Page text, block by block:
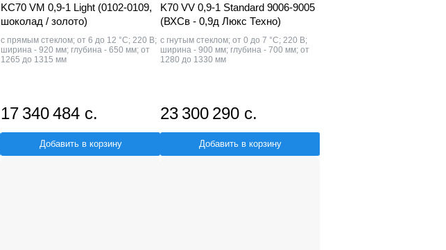
KC70 VM 0,9-1 Light (0102-0109,
шоколад / золото)
с прямым стеклом; от 6 до 12 °С; 220 В;
ширина - 920 мм; глубина - 650 мм; от
1265 до 1315 мм
17 340 484 с.
Добавить в корзину
K70 VV 0,9-1 Standard 9006-9005
(ВХСв - 0,9д Люкс Техно)
с гнутым стеклом; от 0 до 7 °С; 220 В;
ширина - 900 мм; глубина - 700 мм; от
1280 до 1330 мм
23 300 290 с.
Добавить в корзину